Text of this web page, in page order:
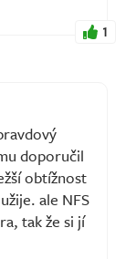
1
doporučil
obtížnost
ale NFS
tak že si jí